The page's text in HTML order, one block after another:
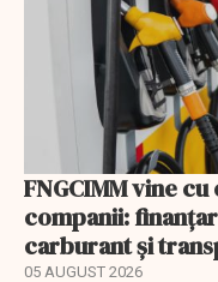
FNGCIMM vine
companii:
carburant și
05 AUGUST 2026